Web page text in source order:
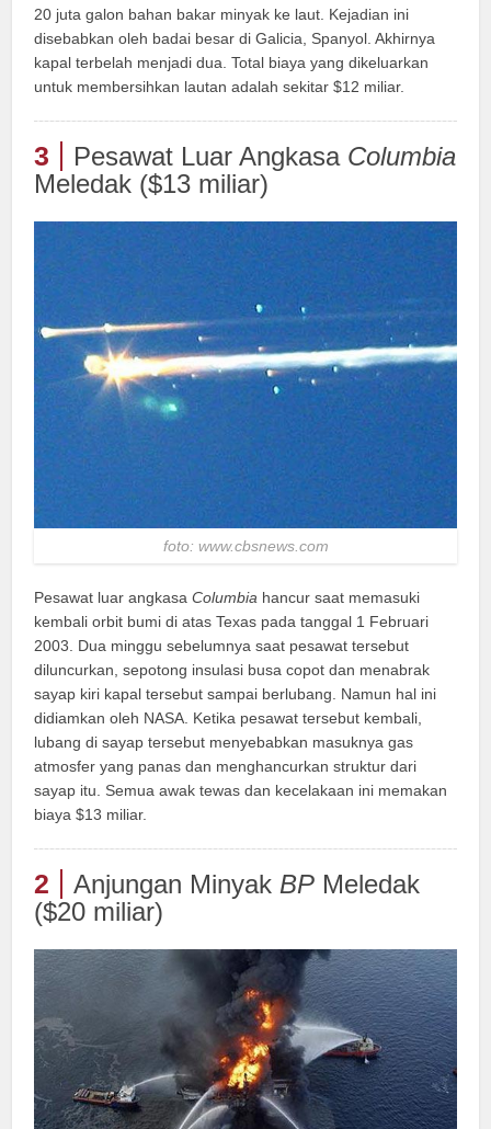
20 juta galon bahan bakar minyak ke laut. Kejadian ini
disebabkan oleh badai besar di Galicia, Spanyol. Akhirnya
kapal terbelah menjadi dua. Total biaya yang dikeluarkan
untuk membersihkan lautan adalah sekitar $12 miliar.
3 Pesawat Luar Angkasa Columbia
Meledak ($13 miliar)
foto: www.cbsnews.com
Pesawat luar angkasaColumbia hancur saat memasuki
kembali orbit bumi di atas Texas pada tanggal 1 Februari
2003. Dua minggu sebelumnya saat pesawat tersebut
diluncurkan, sepotong insulasi busa copot dan menabrak
sayap kiri kapal tersebut sampai berlubang. Namun hal ini
didiamkan oleh NASA. Ketika pesawat tersebut kembali,
lubang di sayap tersebut menyebabkan masuknya gas
atmosfer yang panas dan menghancurkan struktur dari
sayap itu. Semua awak tewas dan kecelakaan ini memakan
biaya $13 miliar.
2 Anjungan Minyak BP Meledak
($20 miliar)